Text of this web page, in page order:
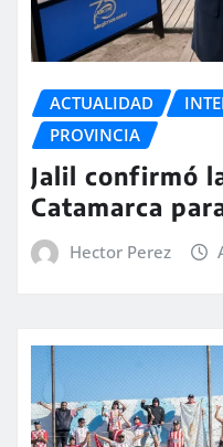
ACTUALIDAD
PROVINCIA
Jalil confirmó
Catamarca
Hector Perez